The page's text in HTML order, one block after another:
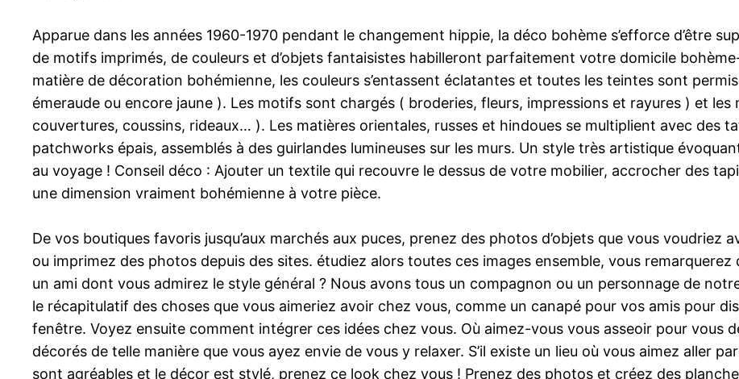
Apparue dans les années 1960-1970 pendant le changement hippie, la déco bohème s’efforce d’être
de motifs imprimés, de couleurs et d’objets fantaisistes habilleront parfaitement votre domicile
matière de décoration bohémienne, les couleurs s’entassent éclatantes et toutes les teintes sont
émeraude ou encore jaune ). Les motifs sont chargés ( broderies, fleurs, impressions et rayures ) et
couvertures, coussins, rideaux… ). Les matières orientales, russes et hindoues se multiplient avec des
patchworks épais, assemblés à des guirlandes lumineuses sur les murs. Un style très artistique
au voyage ! Conseil déco : Ajouter un textile qui recouvre le dessus de votre mobilier, accrocher des
une dimension vraiment bohémienne à votre pièce.
De vos boutiques favoris jusqu’aux marchés aux puces, prenez des photos d’objets que vous voudriez
ou imprimez des photos depuis des sites. étudiez alors toutes ces images ensemble, vous
un ami dont vous admirez le style général ? Nous avons tous un compagnon ou un personnage de
le récapitulatif des choses que vous aimeriez avoir chez vous, comme un canapé pour vos amis pour
fenêtre. Voyez ensuite comment intégrer ces idées chez vous. Où aimez-vous vous asseoir pour vous
décorés de telle manière que vous ayez envie de vous y relaxer. S’il existe un lieu où vous aimez aller
sont agréables et le décor est stylé, prenez ce look chez vous ! Prenez des photos et créez des